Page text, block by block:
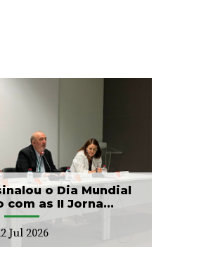
o Dia Mundial
com as II Jorna...
Jul 2026